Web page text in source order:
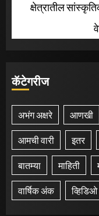
क्षेत्रातील
कॅटेगरीज
अभंग अक्षरे आणखी
आमची वारी इतर
बातम्या माहिती
वार्षिक अंक व्हिडिओ